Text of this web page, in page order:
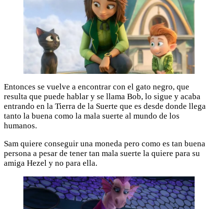
Entonces se vuelve a encontrar con el gato negro, que
resulta que puede hablar y se llama Bob, lo sigue y acaba
entrando en la Tierra de la Suerte que es desde donde llega
tanto la buena como la mala suerte al mundo de los
humanos.
Sam quiere conseguir una moneda pero como es tan buena
persona a pesar de tener tan mala suerte la quiere para su
amiga Hezel y no para ella.